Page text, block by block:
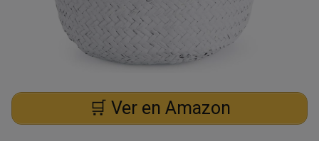
🛒 Ver en Amazon